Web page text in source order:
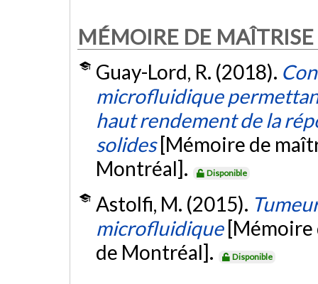
MÉMOIRE DE MAÎTRISE
Guay-Lord, R. (2018).
microfluidique
haut rendement de la
solides [Mémoire de
Montréal].
Disponible
Astolfi, M. (2015).
microfluidique [Mémoire
de Montréal].
Disponible